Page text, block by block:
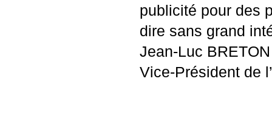
publicité pour des
dire sans grand
Jean-Luc BRETON
Vice-Président de l’